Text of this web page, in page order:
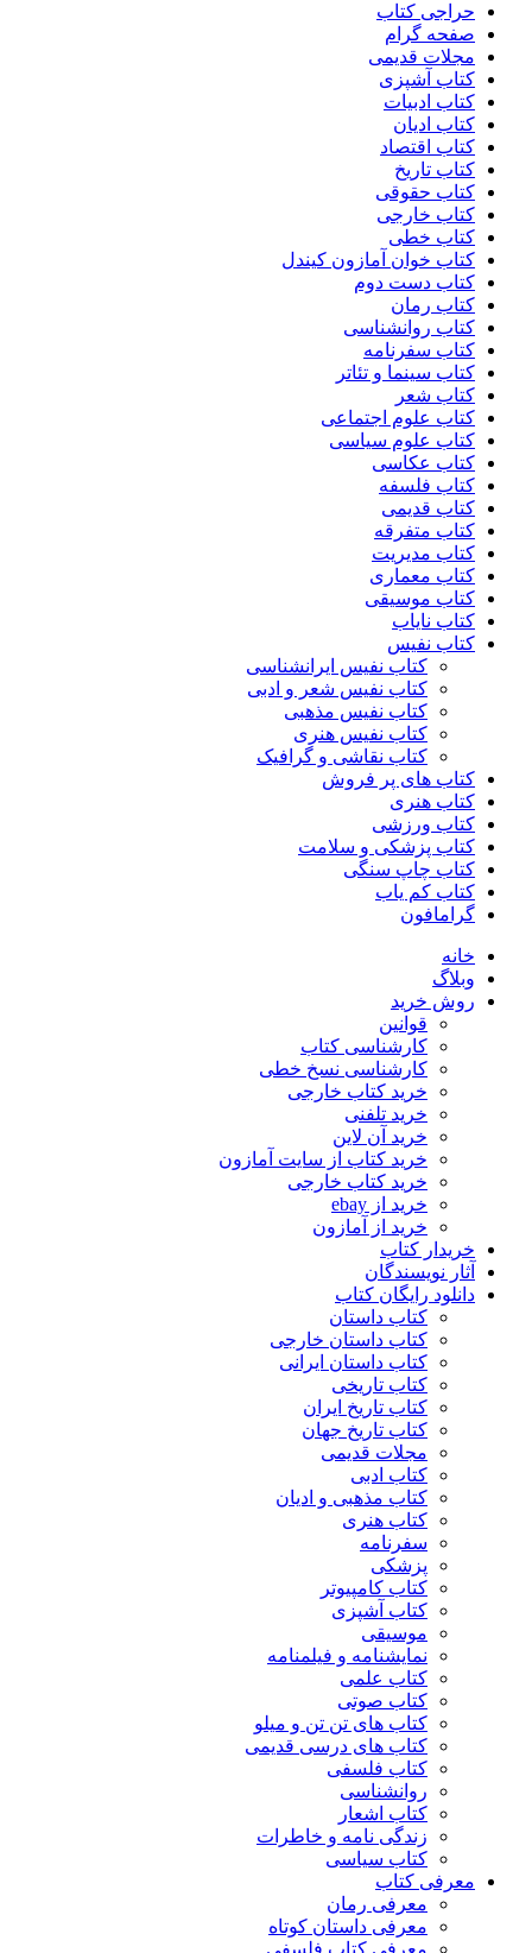
حراجی کتاب
صفحه گرام
مجلات قدیمی
کتاب آشپزی
کتاب ادبیات
کتاب ادیان
کتاب اقتصاد
کتاب تاریخ
کتاب حقوقی
کتاب خارجی
کتاب خطی
کتاب خوان آمازون کیندل
کتاب دست دوم
کتاب رمان
کتاب روانشناسی
کتاب سفرنامه
کتاب سینما و تئاتر
کتاب شعر
کتاب علوم اجتماعی
کتاب علوم سیاسی
کتاب عکاسی
کتاب فلسفه
کتاب قدیمی
کتاب متفرقه
کتاب مدیریت
کتاب معماری
کتاب موسیقی
کتاب نایاب
کتاب نفیس
کتاب نفیس ایرانشناسی
کتاب نفیس شعر و ادبی
کتاب نفیس مذهبی
کتاب نفیس هنری
کتاب نقاشی و گرافیک
کتاب های پر فروش
کتاب هنری
کتاب ورزشی
کتاب پزشکی و سلامت
کتاب چاپ سنگی
کتاب کم یاب
گرامافون
خانه
وبلاگ
روش خرید
قوانین
کارشناسی کتاب
کارشناسی نسخ خطی
خرید کتاب خارجی
خرید تلفنی
خرید آن لاین
خرید کتاب از سایت آمازون
خرید کتاب خارجی
خرید از ebay
خرید از آمازون
خریدار کتاب
آثار نویسندگان
دانلود رایگان کتاب
کتاب داستان
کتاب داستان خارجی
کتاب داستان ایرانی
کتاب تاریخی
کتاب تاریخ ایران
کتاب تاریخ جهان
مجلات قدیمی
کتاب ادبی
کتاب مذهبی و ادیان
کتاب هنری
سفرنامه
پزشکی
کتاب کامپیوتر
کتاب آشپزی
موسیقی
نمایشنامه و فیلمنامه
کتاب علمی
کتاب صوتی
کتاب های تن تن و میلو
کتاب های درسی قدیمی
کتاب فلسفی
روانشناسی
کتاب اشعار
زندگی نامه و خاطرات
کتاب سیاسی
معرفی کتاب
معرفی رمان
معرفی داستان کوتاه
معرفی کتاب فلسفی